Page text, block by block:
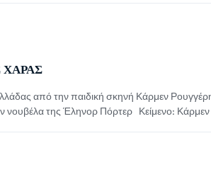
ΧΑΡΑΣ
από την παιδική σκηνή Κάρμεν
νουβέλα της Έληνορ Πόρτερ Κείμενο: